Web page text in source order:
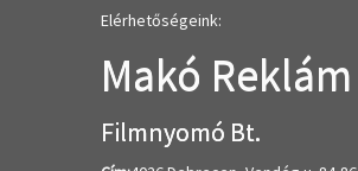
Elérhetőségeink:
Makó Reklám
Filmnyomó Bt.